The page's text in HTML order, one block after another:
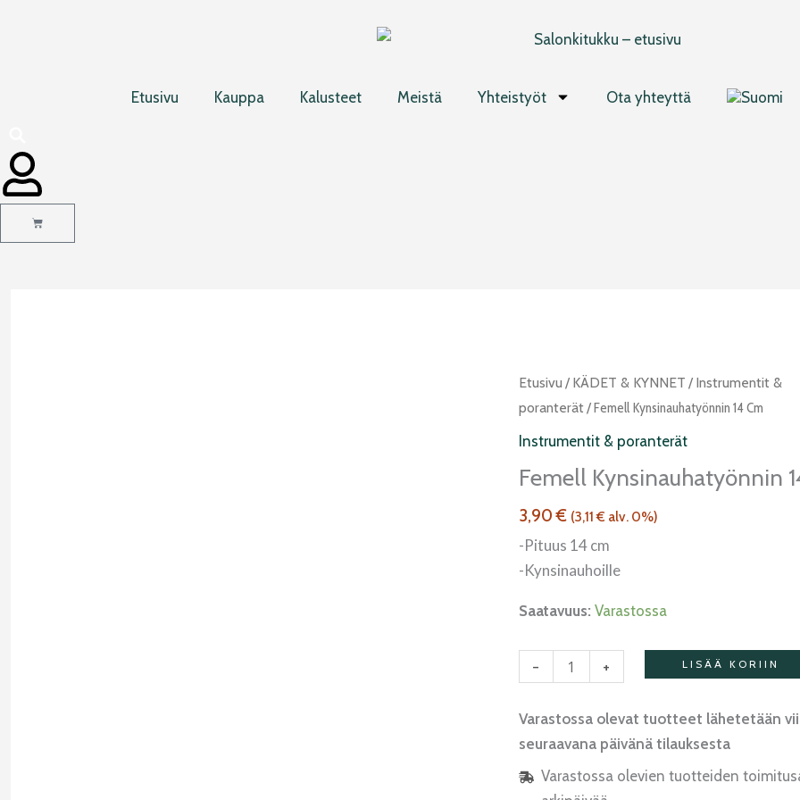
Etusivu Kauppa Kalusteet Meistä Yhteistyöt Ota yhteyttä
Cart
Etusivu / KÄDET & KYNNET / Instrumentit &
poranterät/ Femell Kynsinauhatyönnin 14 Cm
Instrumentit & poranterät
Femell Kynsinauhatyönnin
3,90€ (3,11€ alv. 0%)
-Pituus 14 cm
-Kynsinauhoille
Saatavuus: Varastossa
-
Femell
kynsinauhatyönnin
14
määrä
+ LISÄÄ KORIIN
Varastossa olevat tuotteet lähetetään
seuraavana päivänä tilauksesta
Varastossa olevien tuotteiden